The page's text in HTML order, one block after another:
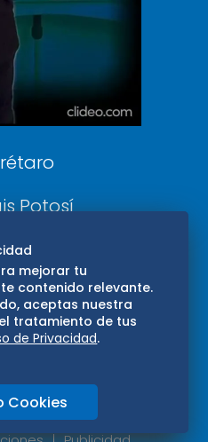
Potosí
Directorio
mejorar tu
contenido relevante.
aceptas nuestra
tratamiento de tus
de Privacidad.
Cookies